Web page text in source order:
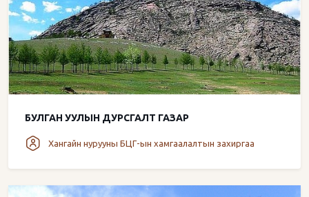
БУЛГАН УУЛЫН ДУРСГАЛТ ГАЗАР
Хангайн нурууны БЦГ-ын хамгаалалтын захиргаа